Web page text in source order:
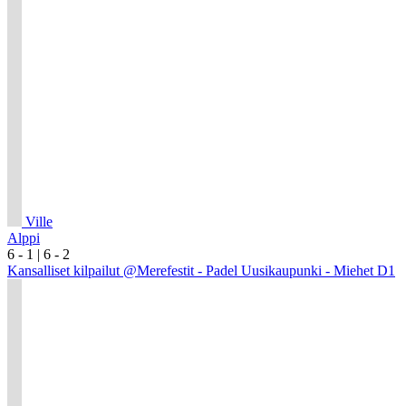
Ville
Alppi
6 - 1 | 6 - 2
Kansalliset kilpailut @Merefestit - Padel Uusikaupunki - Miehet D1